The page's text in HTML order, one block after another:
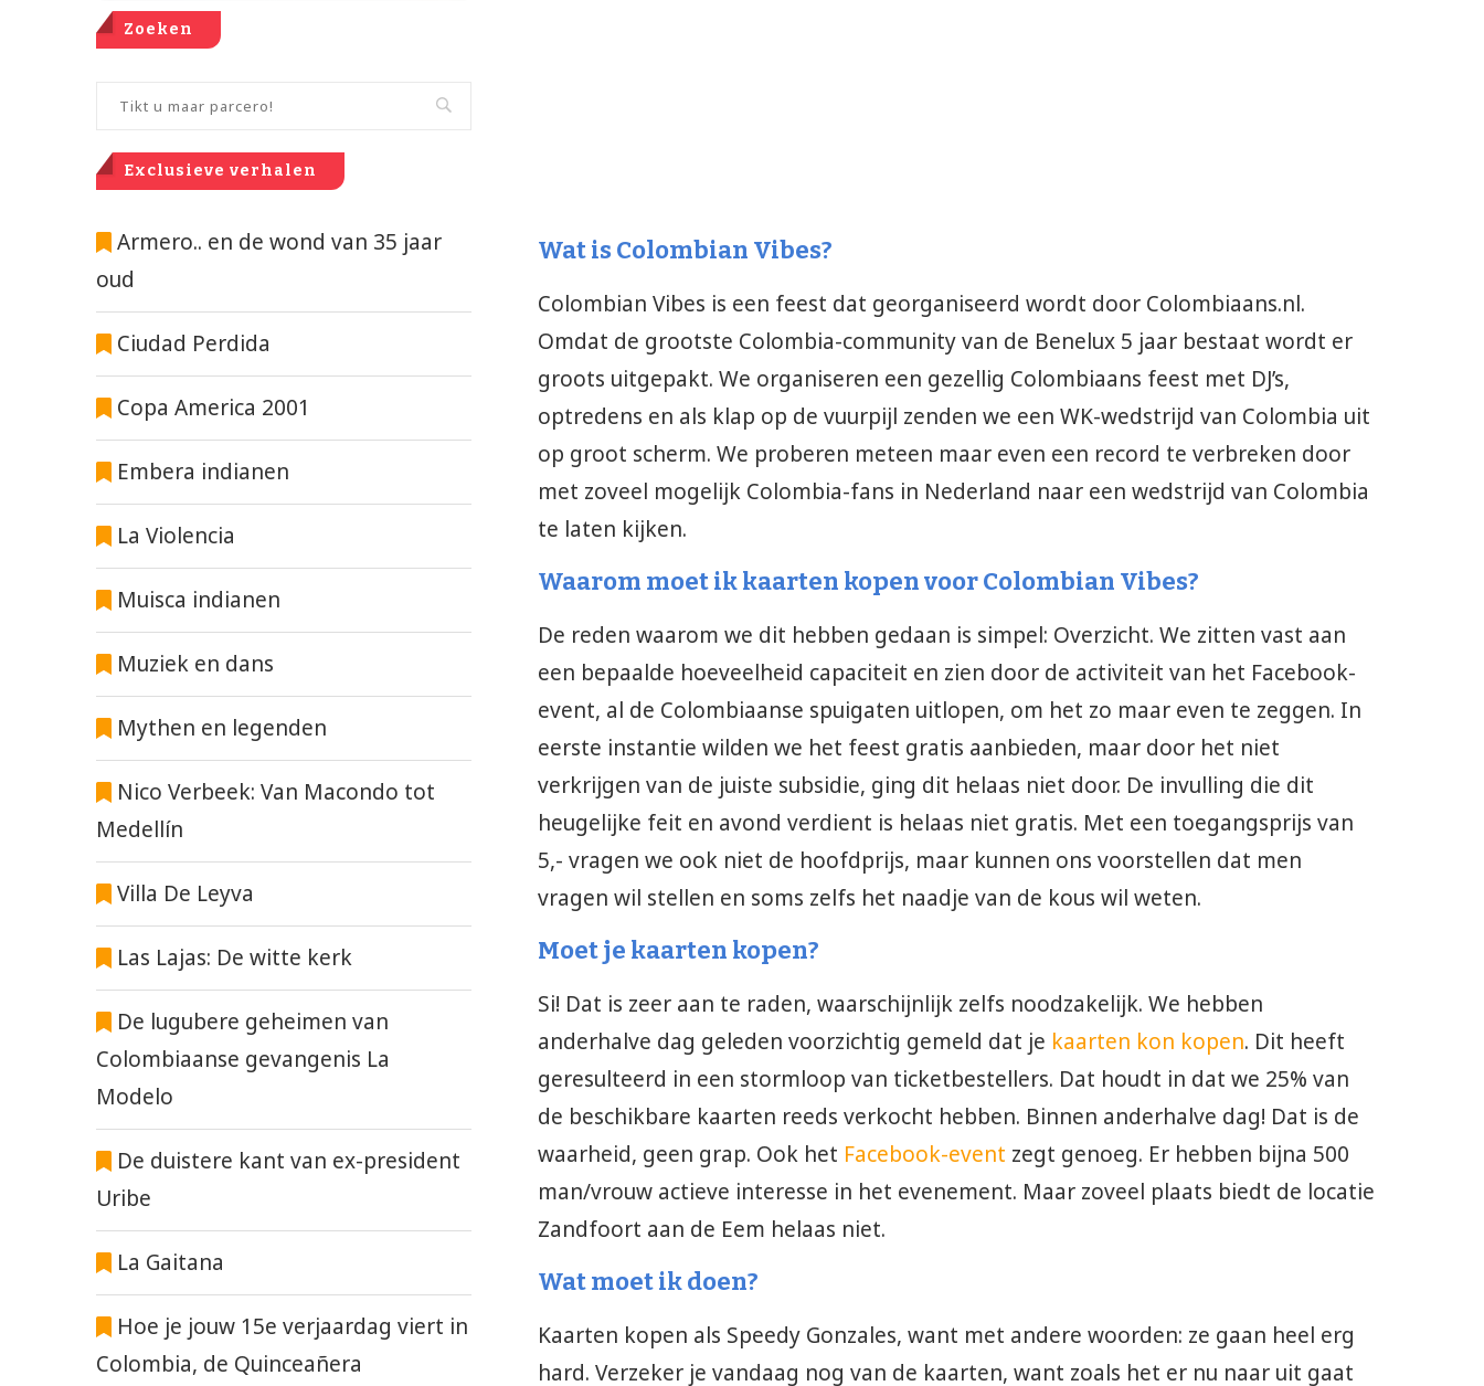
Wat is Colombian Vibes?
Colombian Vibes is een feest dat georganiseerd wordt door Colombiaans.nl.
Omdat de grootste Colombia-community van de Benelux 5 jaar bestaat wordt er
groots uitgepakt. We organiseren een gezellig Colombiaans feest met DJ’s,
optredens en als klap op de vuurpijl zenden we een WK-wedstrijd van Colombia uit
op groot scherm. We proberen meteen maar even een record te verbreken door
met zoveel mogelijk Colombia-fans in Nederland naar een wedstrijd van Colombia
te laten kijken.
Waarom moet ik kaarten kopen voor Colombian Vibes?
De reden waarom we dit hebben gedaan is simpel: Overzicht. We zitten vast aan
een bepaalde hoeveelheid capaciteit en zien door de activiteit van het Facebook-
event, al de Colombiaanse spuigaten uitlopen, om het zo maar even te zeggen. In
eerste instantie wilden we het feest gratis aanbieden, maar door het niet
verkrijgen van de juiste subsidie, ging dit helaas niet door. De invulling die dit
heugelijke feit en avond verdient is helaas niet gratis. Met een toegangsprijs van
5,- vragen we ook niet de hoofdprijs, maar kunnen ons voorstellen dat men
vragen wil stellen en soms zelfs het naadje van de kous wil weten.
Moet je kaarten kopen?
Si! Dat is zeer aan te raden, waarschijnlijk zelfs noodzakelijk. We hebben
anderhalve dag geleden voorzichtig gemeld dat je kaarten kon kopen. Dit heeft
geresulteerd in een stormloop van ticketbestellers. Dat houdt in dat we 25% van
de beschikbare kaarten reeds verkocht hebben. Binnen anderhalve dag! Dat is de
waarheid, geen grap. Ook het Facebook-event zegt genoeg. Er hebben bijna 500
man/vrouw actieve interesse in het evenement. Maar zoveel plaats biedt de locatie
Zandfoort aan de Eem helaas niet.
Wat moet ik doen?
Kaarten kopen als Speedy Gonzales, want met andere woorden: ze gaan heel erg
hard. Verzeker je vandaag nog van de kaarten, want zoals het er nu naar uit gaat
Zoeken
Exclusieve verhalen
Armero.. en de wond van 35 jaar
oud
Ciudad Perdida
Copa America 2001
Embera indianen
La Violencia
Muisca indianen
Muziek en dans
Mythen en legenden
Nico Verbeek: Van Macondo tot
Medellín
Villa De Leyva
Las Lajas: De witte kerk
De lugubere geheimen van
Colombiaanse gevangenis La
Modelo
De duistere kant van ex-president
Uribe
La Gaitana
Hoe je jouw 15e verjaardag viert in
Colombia, de Quinceañera